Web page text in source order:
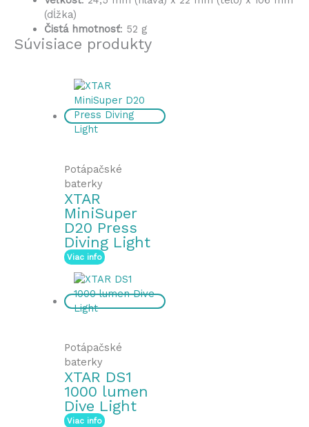
(dĺžka)
Čistá hmotnosť: 52 g
Súvisiace produkty
Potápačské
baterky
XTAR
MiniSuper
D20 Press
Diving Light
Viac info
Potápačské
baterky
XTAR DS1
1000 lumen
Dive Light
Viac info